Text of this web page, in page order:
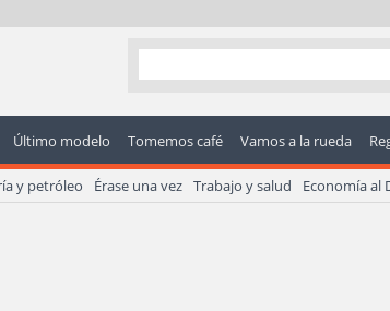
Último modelo Tomemos café Vamos a la rueda
y petróleo Érase una vez Trabajo y salud Economía al